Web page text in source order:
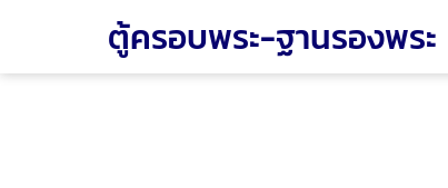
ตู้ครอบพระ-ฐานรองพระ